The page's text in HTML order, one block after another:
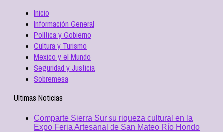
Inicio
Información General
Política y Gobierno
Cultura y Turismo
Mexico y el Mundo
Seguridad y Justicia
Sobremesa
Ultimas Noticias
Comparte Sierra Sur su riqueza cultural en la
Expo Feria Artesanal de San Mateo Río Hondo